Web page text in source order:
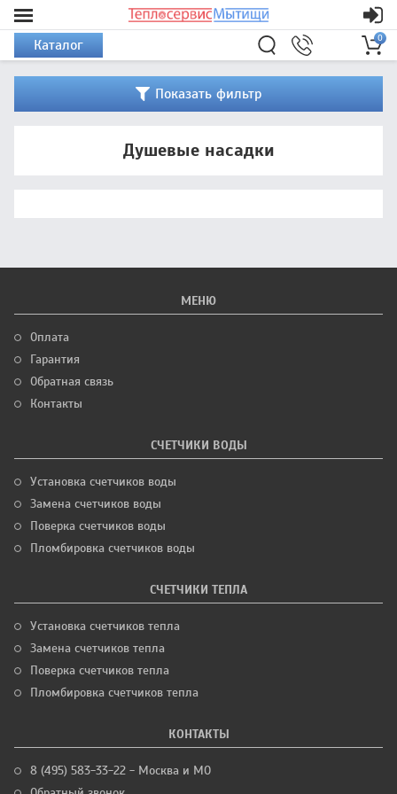
Каталог 0
Показать фильтр
Душевые насадки
МЕНЮ
Оплата
Гарантия
Обратная связь
Контакты
СЧЕТЧИКИ ВОДЫ
Установка счетчиков воды
Замена счетчиков воды
Поверка счетчиков воды
Пломбировка счетчиков воды
СЧЕТЧИКИ ТЕПЛА
Установка счетчиков тепла
Замена счетчиков тепла
Поверка счетчиков тепла
Пломбировка счетчиков тепла
КОНТАКТЫ
8 (495) 583-33-22 - Москва и МО